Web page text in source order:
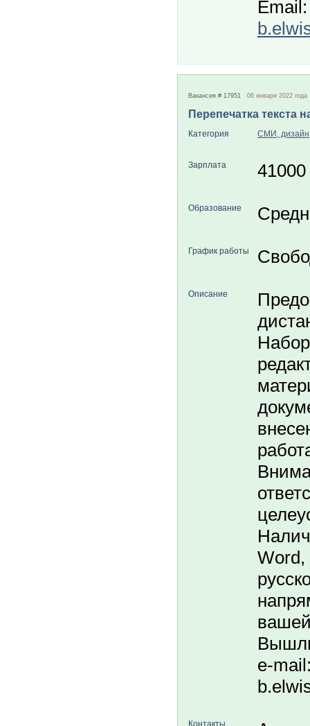
Email:
Вакансия # 17951 06 января 2022 года
Перепечатка текста
Категория СМИ,
Зарплата 41000
Образование
График работы
Описание
Word,
e-
Контакты